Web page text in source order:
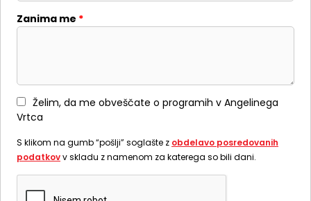
Zanima me *
Želim, da me obveščate o programih v Angelinega
Vrtca
S klikom na gumb “pošlji” soglašte z obdelavo posredovanih
podatkovv skladu z namenom za katerega so bili dani.